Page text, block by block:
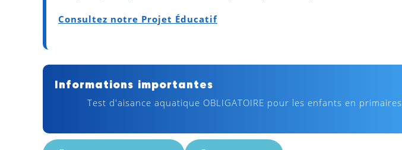
Consultez notre Projet Éducatif
Informations importantes
Test d'aisance aquatique OBLIGATOIRE pour les enfants en primaires